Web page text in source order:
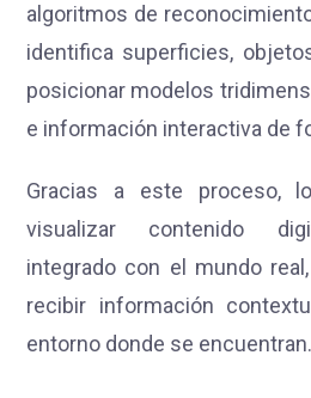
algoritmos de
identifica superficies,
posicionar modelos
e información interactiva de
Gracias a este proceso,
visualizar contenido
integrado con el mundo
recibir información
entorno donde se encuentran.